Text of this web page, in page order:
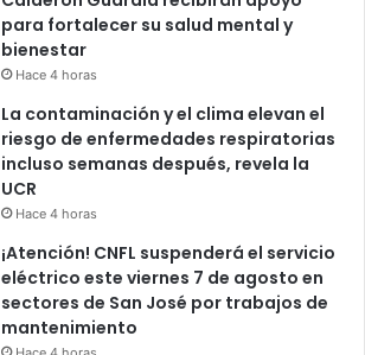
para fortalecer su salud mental y
bienestar
Hace 4 horas
La contaminación y el clima elevan el
riesgo de enfermedades respiratorias
incluso semanas después, revela la
UCR
Hace 4 horas
¡Atención! CNFL suspenderá el servicio
eléctrico este viernes 7 de agosto en
sectores de San José por trabajos de
mantenimiento